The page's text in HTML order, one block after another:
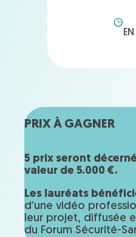
PRIX À GAGNER
5 prix seront
valeur de 5.000 €.
Les lauréats
d’une vidéo
leur projet, diffusée
du Forum Sécurité-